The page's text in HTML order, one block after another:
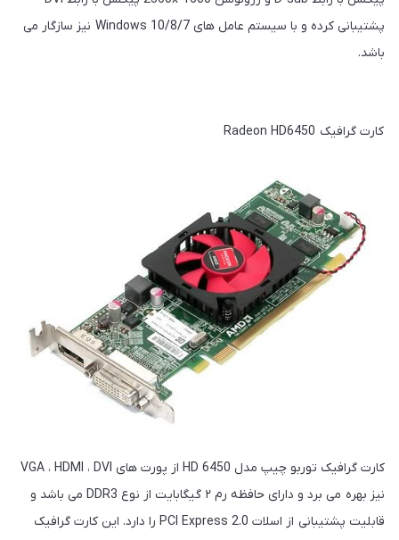
پشتیبانی کرده و با سیستم عامل های Windows 10/8/7 نیز سازگار می
باشد.
کارت گرافیک Radeon HD6450
کارت گرافیک توربو چیپ مدل HD 6450 از پورت های VGA ، HDMI ، DVI
نیز بهره می برد و دارای حافظه رم ۲ گیگابایت از نوع DDR3 می باشد و
قابلیت پشتیبانی از اسلات PCI Express 2.0 را دارد. این کارت گرافیک